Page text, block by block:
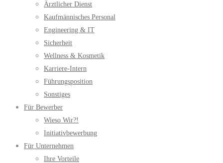
Ärztlicher Dienst
Kaufmännisches Personal
Engineering & IT
Sicherheit
Wellness & Kosmetik
Karriere-Intern
Führungsposition
Sonstiges
Für Bewerber
Wieso Wir?!
Initiativbewerbung
Für Unternehmen
Ihre Vorteile